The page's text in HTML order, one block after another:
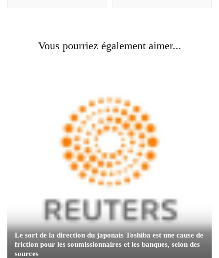
Vous pourriez également aimer...
Le sort de la direction du japonais Toshiba est une cause de
friction pour les soumissionnaires et les banques, selon des
sources